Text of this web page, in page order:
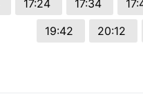
17:24 17:34
19:42
20:12